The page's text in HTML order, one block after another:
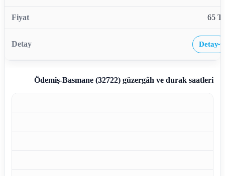
65
Detay›
Ödemiş-Basmane (32722)güzergâh ve durak saatleri